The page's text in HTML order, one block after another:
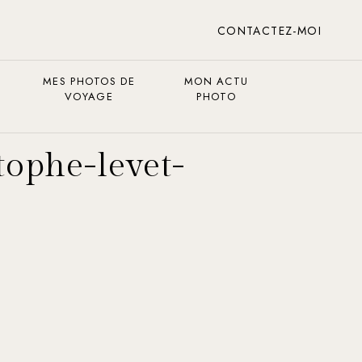
CONTACTEZ-MOI
MES PHOTOS DE
VOYAGE
MON ACTU
PHOTO
levet-